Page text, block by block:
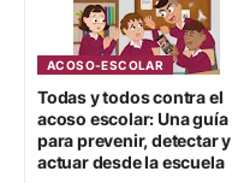
ACOSO-ESCOLAR
Todas y todos contra el
acoso escolar: Una guía
para prevenir, detectar y
actuar desde la escuela